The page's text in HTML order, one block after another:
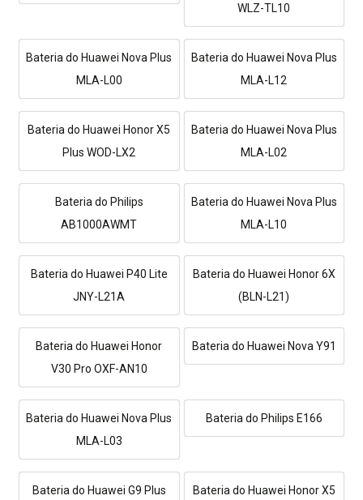
WLZ-TL10
Bateria do Huawei Nova Plus
MLA-L00
Bateria do Huawei Nova Plus
MLA-L12
Bateria do Huawei Honor X5
Plus WOD-LX2
Bateria do Huawei Nova Plus
MLA-L02
Bateria do Philips
AB1000AWMT
Bateria do Huawei Nova Plus
MLA-L10
Bateria do Huawei P40 Lite
JNY-L21A
Bateria do Huawei Honor 6X
(BLN-L21)
Bateria do Huawei Honor
V30 Pro OXF-AN10
Bateria do Huawei Nova Y91
Bateria do Huawei Nova Plus
MLA-L03
Bateria do Philips E166
Bateria do Huawei G9 Plus
Bateria do Huawei Honor X5